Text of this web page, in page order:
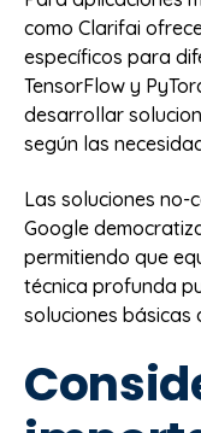
como Clarifai
específicos para
TensorFlow y
desarrollar
según las
Las soluciones no-
Google
permitiendo que
técnica profunda
soluciones básicas